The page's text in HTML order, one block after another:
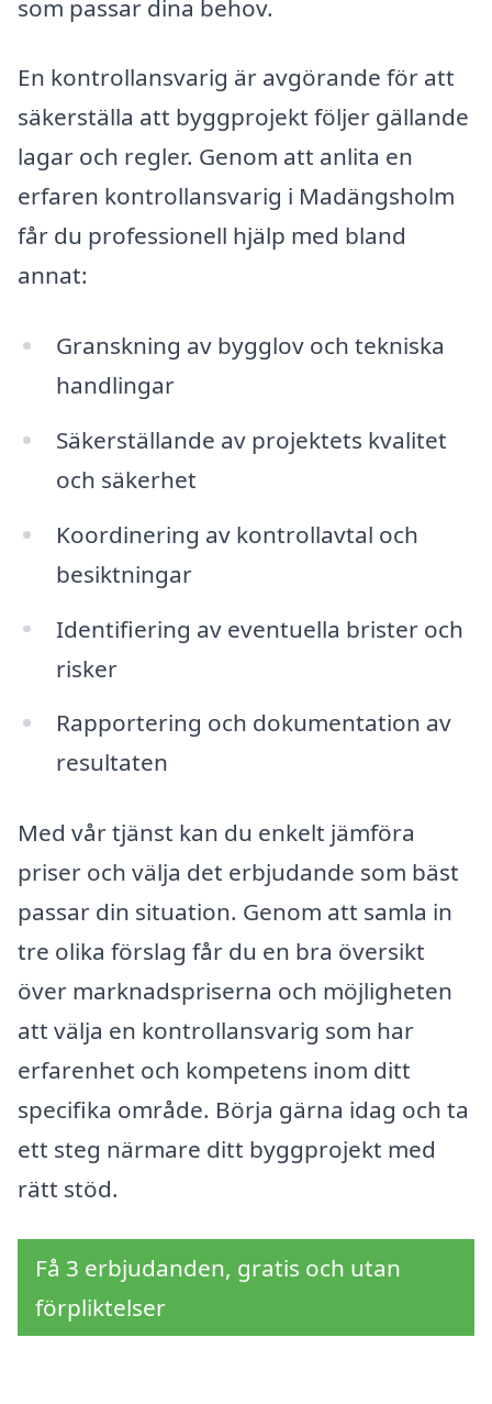
som passar dina behov.
En kontrollansvarig är avgörande för att
säkerställa att byggprojekt följer gällande
lagar och regler. Genom att anlita en
erfaren kontrollansvarig i Madängsholm
får du professionell hjälp med bland
annat:
Granskning av bygglov och tekniska
handlingar
Säkerställande av projektets kvalitet
och säkerhet
Koordinering av kontrollavtal och
besiktningar
Identifiering av eventuella brister och
risker
Rapportering och dokumentation av
resultaten
Med vår tjänst kan du enkelt jämföra
priser och välja det erbjudande som bäst
passar din situation. Genom att samla in
tre olika förslag får du en bra översikt
över marknadspriserna och möjligheten
att välja en kontrollansvarig som har
erfarenhet och kompetens inom ditt
specifika område. Börja gärna idag och ta
ett steg närmare ditt byggprojekt med
rätt stöd.
Få 3 erbjudanden, gratis och utan
förpliktelser